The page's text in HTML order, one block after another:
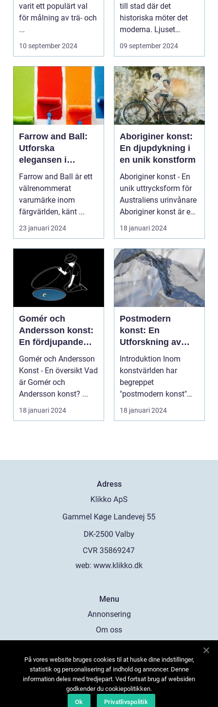
varit ett populärt val
för målning av trä- och
...
10 september 2024
till stad där det
historiska möter det
moderna. Ljuset
reflekte...
09 september 2024
Farrow and Ball:
Utforska
elegansen i
varumärkets färger
Farrow and Ball är ett
välrenommerat
varumärke inom
färgvärlden, känt ...
23 januari 2024
Aboriginer konst:
En djupdykning i
en unik konstform
Aboriginer konst - En
unik uttrycksform för
Australiens urinvånare
Aboriginer konst är en
konstform...
18 januari 2024
Gomér och
Andersson konst:
En fördjupande
översikt
Gomér och Andersson
Konst - En översikt Vad
är Gomér och
Andersson konst? ...
18 januari 2024
Postmodern
konst: En
Utforskning av
Dess Mångfald
och Komplexitet
Introduktion Inom
konstvärlden har
begreppet
"postmodern konst"
fått stor
uppmärksamhet under
18 januari 2024
Adress
web: www.klikko.dk
Menu
Annonsering
Om oss
Kontakta oss
Sitemap
På vores website bruges cookies til at huske dine indstillinger,
statistik og personalisering af indhold og annoncer. Denne
information deles med tredjepart. Ved fortsat brug af websiden
godkender du cookiepolitikken.
Ok
Privatlivspolitik